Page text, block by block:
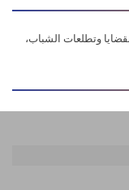
وتطلعات الشباب،